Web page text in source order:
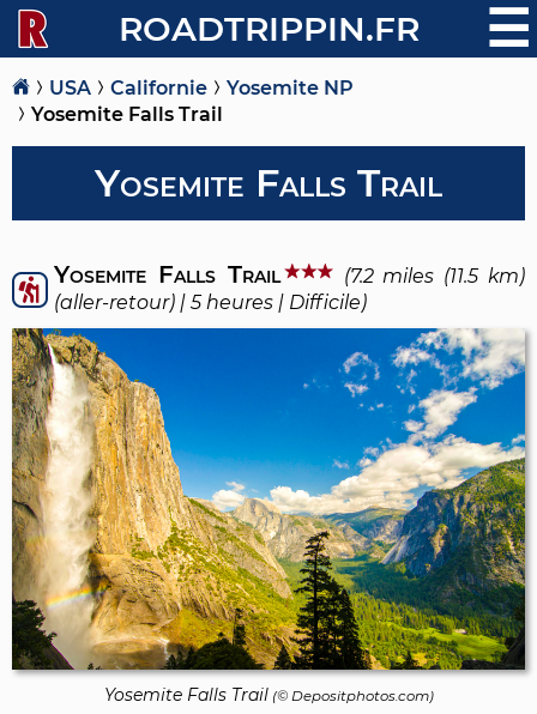
ROADTRIPPIN.FR ☰
USA Californie
Yosemite NP
Yosemite Falls Trail
Yosemite Falls Trail
Yosemite Falls Trail
(7.2 miles (11.5 km)
(aller-retour) | 5 heures | Difficile)
Yosemite Falls Trail(© Depositphotos.com)